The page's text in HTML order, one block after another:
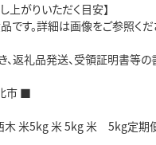
上がりいただく目安】
です。詳細は画像をご参照くだ
、返礼品発送、受領証明書等
市 ■
木 米5kg 米 5kg 米 5kg定期